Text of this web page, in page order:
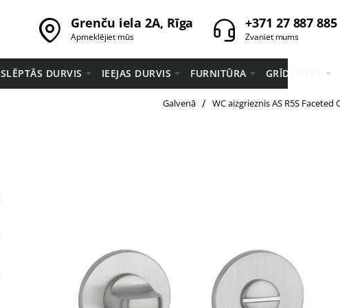
Grenču iela 2A, Rīga
Apmeklējiet mūs
+371 27 887 885
Zvaniet mums
SLĒPTĀS DURVIS IEEJAS DURVIS FURNITŪRA GRĪDLĪSTES
Galvenā homeWC aizgrieznis AS R5S Faceted